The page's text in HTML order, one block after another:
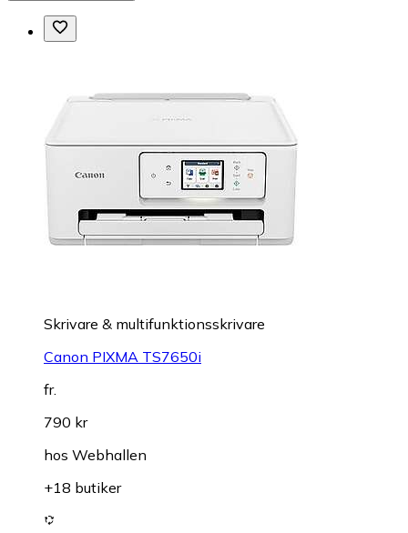
Skrivare & multifunktionsskrivare
Canon PIXMA TS7650i
fr.
790 kr
hos Webhallen
+18 butiker